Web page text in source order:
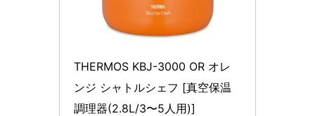
THERMOS KBJ-3000 OR オレ
ンジ シャトルシェフ [真空保温
調理器(2.8L/3〜5人用)]